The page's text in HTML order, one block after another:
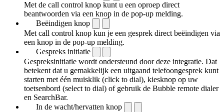
Met de call control knop kunt u een oproep direct
beantwoorden via een knop in de pop-up melding.
Beëindigen knop
Met call control knop kun je een gesprek direct beëindigen via
een knop in de pop-up melding.
Gespreks initiatie
Gespreksinitiatie wordt ondersteund door deze integratie. Dat
betekent dat u gemakkelijk een uitgaand telefoongesprek kunt
starten met één muisklik (click to dial), kiesknop op uw
toetsenbord (select to dial) of gebruik de Bubble remote dialer
en SearchBar.
In de wacht/hervatten knop